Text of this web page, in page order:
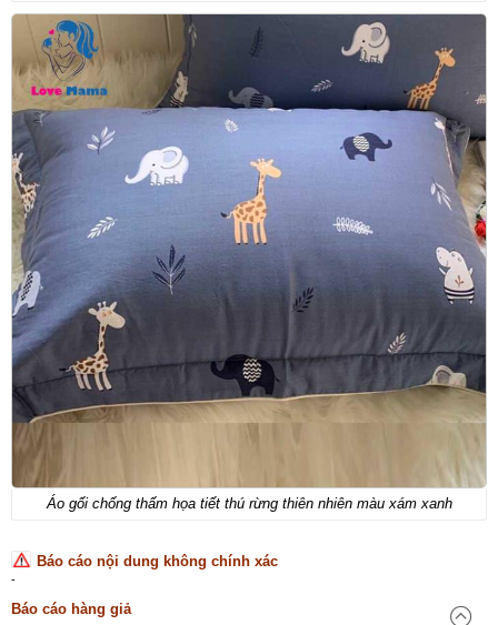
Áo gối chống thấm họa tiết thú rừng thiên nhiên màu xám xanh
Báo cáo nội dung không chính xác
-
Báo cáo hàng giả